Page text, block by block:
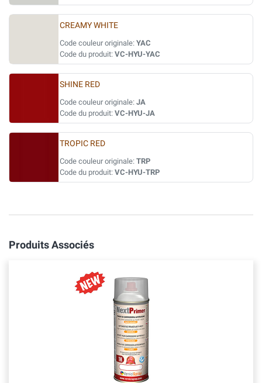
CREAMY WHITE
Code couleur originale: YAC
Code du produit: VC-HYU-YAC
SHINE RED
Code couleur originale: JA
Code du produit: VC-HYU-JA
TROPIC RED
Code couleur originale: TRP
Code du produit: VC-HYU-TRP
Produits Associés